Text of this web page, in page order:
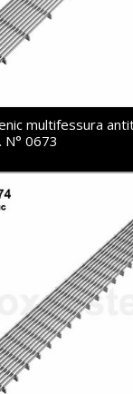
multifessura
N° 0673